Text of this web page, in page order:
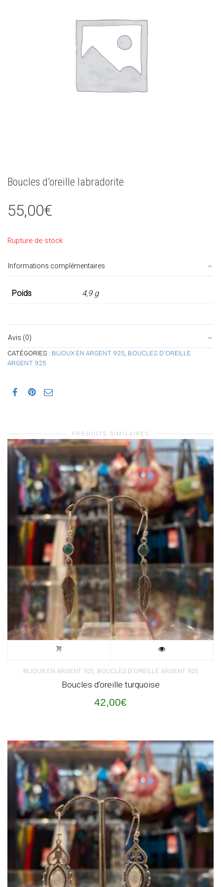
Boucles d’oreille labradorite
55,00€
Rupture de stock
Informations complémentaires
Poids 4,9 g
Avis (0)
CATÉGORIES : BIJOUX EN ARGENT 925 BOUCLES D'OREILLE
ARGENT 925
PRODUITS SIMILAIRES
BIJOUX EN ARGENT 925, BOUCLES D'OREILLE ARGENT 925
Boucles d’oreille turquoise
42,00€